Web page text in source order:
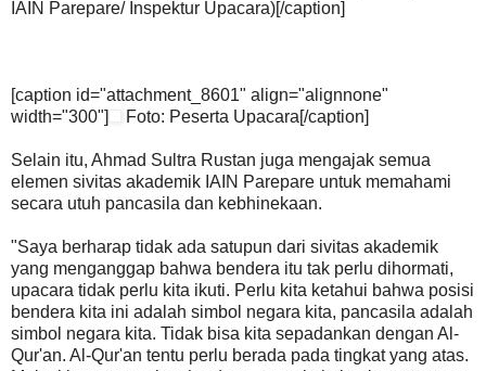
IAIN Parepare/ Inspektur Upacara)[/caption]
[caption id="attachment_8601" align="alignnone"
width="300"]
Foto: Peserta Upacara[/caption]
Selain itu, Ahmad Sultra Rustan juga mengajak semua
elemen sivitas akademik IAIN Parepare untuk memahami
secara utuh pancasila dan kebhinekaan.
"Saya berharap tidak ada satupun dari sivitas akademik
yang menganggap bahwa bendera itu tak perlu dihormati,
upacara tidak perlu kita ikuti. Perlu kita ketahui bahwa posisi
bendera kita ini adalah simbol negara kita, pancasila adalah
simbol negara kita. Tidak bisa kita sepadankan dengan Al-
Qur'an. Al-Qur'an tentu perlu berada pada tingkat yang atas.